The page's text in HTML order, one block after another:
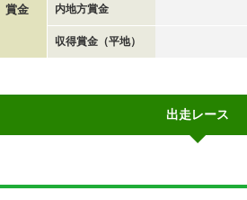
賞金 内地方賞金
収得賞金（平地）
出走レース